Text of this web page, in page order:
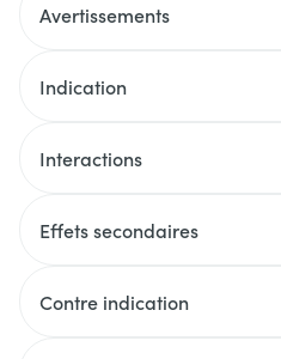
Avertissements
Indication
Interactions
Effets secondaires
Contre indication